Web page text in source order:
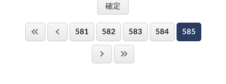
展，亦不無成功的可能。 總之，「邊境經濟」也
好，「海西區」也罷，兩岸關係的問題不在「經濟」，
但經濟偏又是政治談判最好的籌碼；大陸一片看好，我
方自然有所警惕。或許，這個夾縫中，正存有金門異軍
著「風俗通義」一書記載：「恙、噬蟲，能食人心」，
由見恙蟲是一種很毒的蟲，被叮咬後會喪命，因此，昔
日人們見面或書信往返關懷，「別來無恙」是最常用的
問候語。幸好，近年來醫藥科技發達，生活環境衛生也
男女別、職業比、年齡層、收入級距、教育程度，乃至
於政黨屬性等等，都直接與調查結果攸關。此次縣府民
調採隨機跳號抽樣，意在訴諸機率的均等性，具體呈現
民意走向，如此雖顧及了公平性，卻可能陷入「機器主
導人心」的誤區，因此，承辦單位或可考慮擴大取樣模
檢定超過標準，處新台幣一萬五千元以上、六萬元以下
因而肇事致人受傷者，並吊扣其駕駛執照二年；致人重
傷或死亡者，吊銷其駕駛執照，並不得再考領。 另
外，駕駛人酒精濃度經測試檢定超過○‧五五毫克，將被
的八寸生日蛋糕，實際尺寸卻只有六寸；經向店家求
來金門經營西點麵包坊多年，剛開始對於金門生日蛋糕
的尺寸算法與計價方式，也感到不適應和困擾，後來只
好「入境隨俗」。然而，此種交易觀念，公部門、消費
581 582 583 584 585